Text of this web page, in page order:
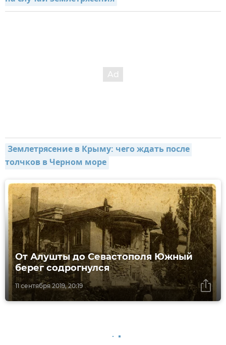
Землетрясение в Крыму: чего ждать после
толчков в Черном море
11 сентября 2019, 20:19
От Алушты до Севастополя Южный
берег содрогнулся